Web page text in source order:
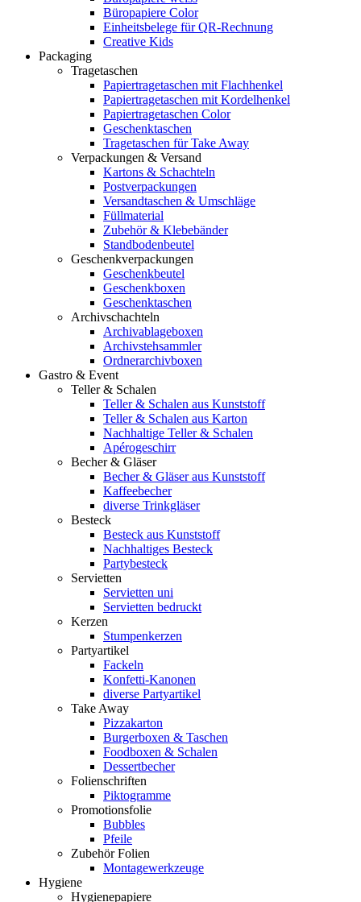
Büropapiere Color
Einheitsbelege für QR-Rechnung
Creative Kids
Packaging
Tragetaschen
Papiertragetaschen mit Flachhenkel
Papiertragetaschen mit Kordelhenkel
Papiertragetaschen Color
Geschenktaschen
Tragetaschen für Take Away
Verpackungen & Versand
Kartons & Schachteln
Postverpackungen
Versandtaschen & Umschläge
Füllmaterial
Zubehör & Klebebänder
Standbodenbeutel
Geschenkverpackungen
Geschenkbeutel
Geschenkboxen
Geschenktaschen
Archivschachteln
Archivablageboxen
Archivstehsammler
Ordnerarchivboxen
Gastro & Event
Teller & Schalen
Teller & Schalen aus Kunststoff
Teller & Schalen aus Karton
Nachhaltige Teller & Schalen
Apérogeschirr
Becher & Gläser
Becher & Gläser aus Kunststoff
Kaffeebecher
diverse Trinkgläser
Besteck
Besteck aus Kunststoff
Nachhaltiges Besteck
Partybesteck
Servietten
Servietten uni
Servietten bedruckt
Kerzen
Stumpenkerzen
Partyartikel
Fackeln
Konfetti-Kanonen
diverse Partyartikel
Take Away
Pizzakarton
Burgerboxen & Taschen
Foodboxen & Schalen
Dessertbecher
Folienschriften
Piktogramme
Promotionsfolie
Bubbles
Pfeile
Zubehör Folien
Montagewerkzeuge
Hygiene
Hygienepapiere